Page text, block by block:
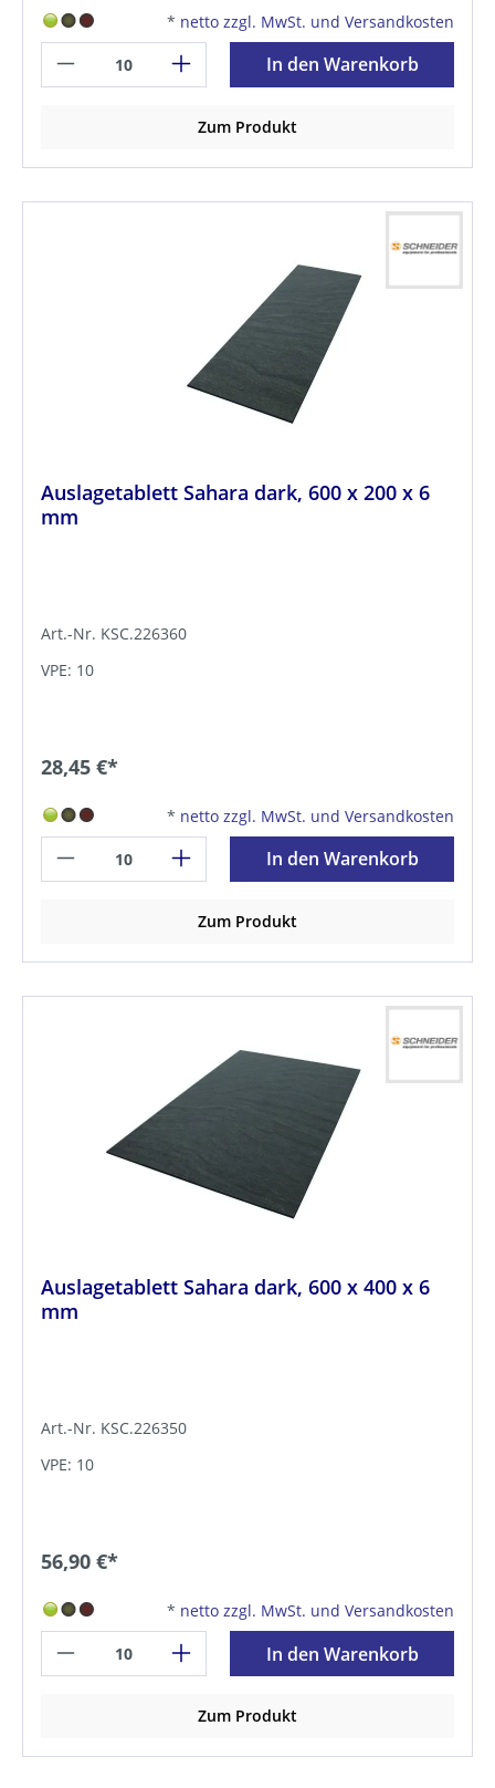
* netto zzgl. MwSt. und Versandkosten
In den Warenkorb
Zum Produkt
Auslagetablett Sahara dark, 600 x 200 x 6
mm
Art.-Nr. KSC.226360
VPE: 10
28,45 €*
* netto zzgl. MwSt. und Versandkosten
In den Warenkorb
Zum Produkt
Auslagetablett Sahara dark, 600 x 400 x 6
mm
Art.-Nr. KSC.226350
VPE: 10
56,90 €*
* netto zzgl. MwSt. und Versandkosten
In den Warenkorb
Zum Produkt